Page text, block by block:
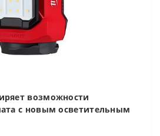
возможности
с новым осветительным